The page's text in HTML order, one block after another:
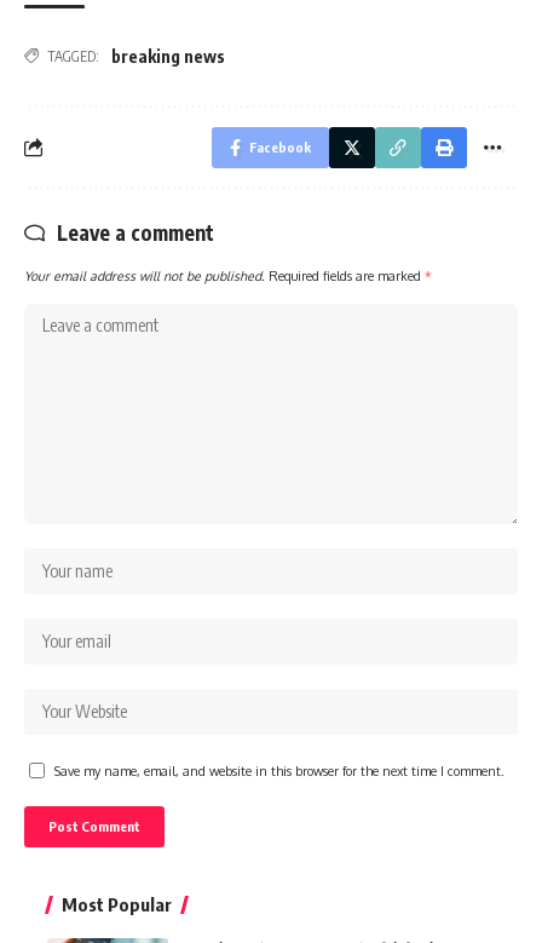
TAGGED: breaking news
Facebook
Leave a comment
Your email address will not be published. Required fields are marked *
Save my name, email, and website in this browser for the next time I comment.
Most Popular